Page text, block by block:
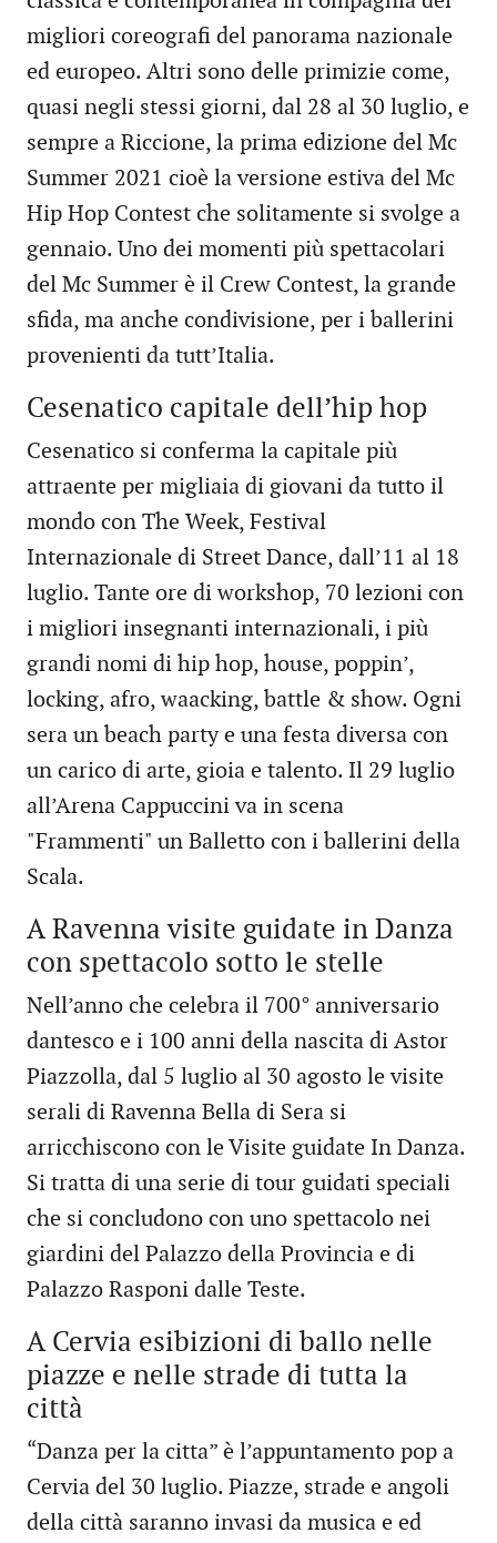
migliori coreografi del panorama nazionale
ed europeo. Altri sono delle primizie come,
quasi negli stessi giorni, dal 28 al 30 luglio, e
sempre a Riccione, la prima edizione del Mc
Summer 2021 cioè la versione estiva del Mc
Hip Hop Contest che solitamente si svolge a
gennaio. Uno dei momenti più spettacolari
del Mc Summer è il Crew Contest, la grande
sfida, ma anche condivisione, per i ballerini
provenienti da tutt’Italia.
Cesenatico capitale dell’hip hop
Cesenatico si conferma la capitale più
attraente per migliaia di giovani da tutto il
mondo con The Week, Festival
Internazionale di Street Dance, dall’11 al 18
luglio. Tante ore di workshop, 70 lezioni con
i migliori insegnanti internazionali, i più
grandi nomi di hip hop, house, poppin’,
locking, afro, waacking, battle & show. Ogni
sera un beach party e una festa diversa con
un carico di arte, gioia e talento. Il 29 luglio
all’Arena Cappuccini va in scena
"Frammenti" un Balletto con i ballerini della
Scala.
A Ravenna visite guidate in Danza
con spettacolo sotto le stelle
Nell’anno che celebra il 700° anniversario
dantesco e i 100 anni della nascita di Astor
Piazzolla, dal 5 luglio al 30 agosto le visite
serali di Ravenna Bella di Sera si
arricchiscono con le Visite guidate In Danza.
Si tratta di una serie di tour guidati speciali
che si concludono con uno spettacolo nei
giardini del Palazzo della Provincia e di
Palazzo Rasponi dalle Teste.
A Cervia esibizioni di ballo nelle
piazze e nelle strade di tutta la
città
“Danza per la citta” è l’appuntamento pop a
Cervia del 30 luglio. Piazze, strade e angoli
della città saranno invasi da musica e ed